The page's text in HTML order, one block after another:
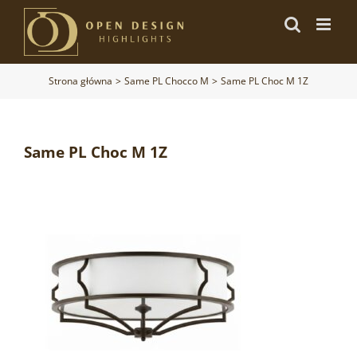
Przejdź
zawartości
Strona główna Same PL Chocco M Same PL Choc M 1Z
Same PL Choc M 1Z